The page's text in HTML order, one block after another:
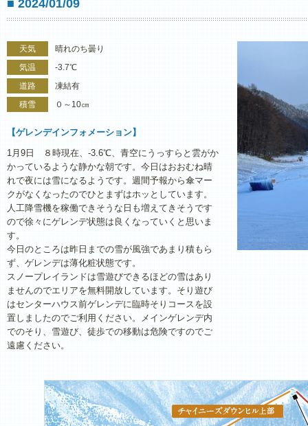
■ 2024/01/09
天気
晴れのち曇り
気温
-3.7℃
道路
凍結有
積雪
０～10㎝
【ゲレンデインフォメーション】
1月9日 ８時現在、-3.6℃、青空にうっすらと雲がか
かっているような静かな朝です。今日はおおむね晴
れで夜には雪になるようです。週間予報から傘マー
クがなくなったのでひとまずはホッとしています。
人工降雪機を稼働できそうな日も増えてきそうです
ので徐々にゲレンデ状態は良くなっていくと思いま
す。
今日のところは昨日までの雪が風強であまり積もら
ず、ゲレンデは薄化粧状態です。
スノープレイランドは雪遊びできるほどの雪はあり
ませんのでエリアを無料開放しています。そり遊び
はセンターハウス前ゲレンデに臨時そりコースを設
置しましたのでご利用ください。メインゲレンデ内
でのそり、雪遊び、徒歩での移動は危険ですのでご
遠慮ください。